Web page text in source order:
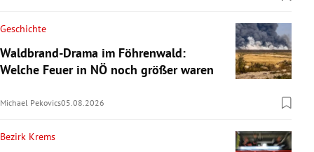
Geschichte
Waldbrand-Drama im Föhrenwald:
Welche Feuer in NÖ noch größer waren
Michael Pekovics05.08.2026
Bezirk Krems